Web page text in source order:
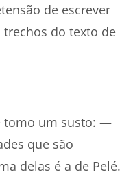
de escrever
do texto de
tomo um susto: —
que são
delas é a de Pelé.